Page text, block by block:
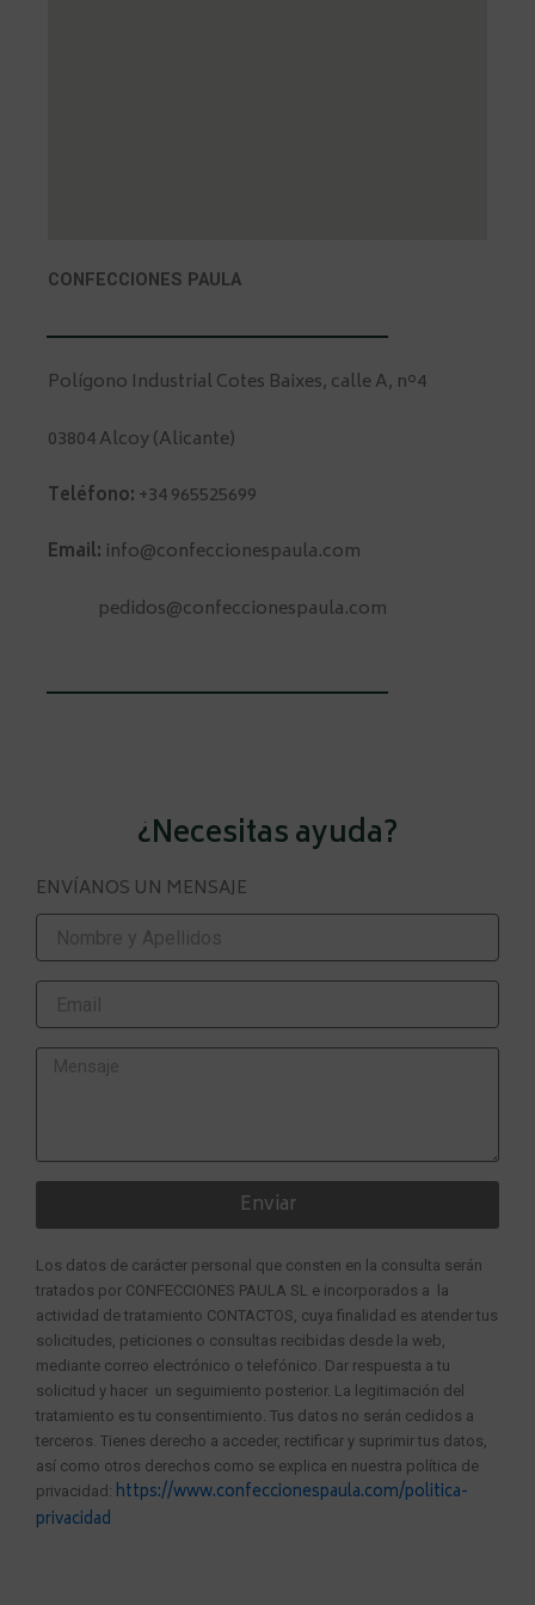
CONFECCIONES PAULA
Polígono Industrial Cotes Baixes, calle A, nº4
03804 Alcoy (Alicante)
Teléfono:+34 965525699
Email: info@confeccionespaula.com
pedidos@confeccionespaula.com
¿Necesitas ayuda?
ENVÍANOS UN MENSAJE
Enviar
Los datos de carácter personal que consten en la consulta serán
tratados por CONFECCIONES PAULA SL e incorporados a la
actividad de tratamiento CONTACTOS, cuya finalidad es atender tus
solicitudes, peticiones o consultas recibidas desde la web,
mediante correo electrónico o telefónico. Dar respuesta a tu
solicitud y hacer un seguimiento posterior. La legitimación del
tratamiento es tu consentimiento. Tus datos no serán cedidos a
terceros. Tienes derecho a acceder, rectificar y suprimir tus datos,
así como otros derechos como se explica en nuestra política de
privacidad: https://www.confeccionespaula.com/politica-
privacidad